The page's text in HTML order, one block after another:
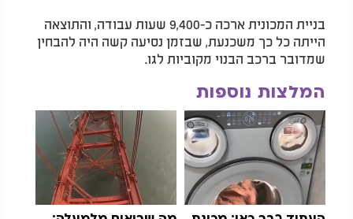
בניית המכונית ארכה כ-9,400 שעות עבודה, והתוצאה
הייתה כל כך משכנעת, שבזמן נסיעה קשה היה להבחין
שמדובר ברכב הבנוי מקוביות לגו.
המלצות נוספות